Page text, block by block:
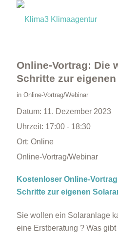
Online-Vortrag: Die
Schritte zur
in Online-Vortrag/Webinar
Datum: 11. Dezember 2023
Uhrzeit: 17:00 - 18:30
Ort: Online
Online-Vortrag/Webinar
Kostenloser Online-
Schritte zur eigenen
Sie wollen ein Solaranlage
eine Erstberatung ? Was